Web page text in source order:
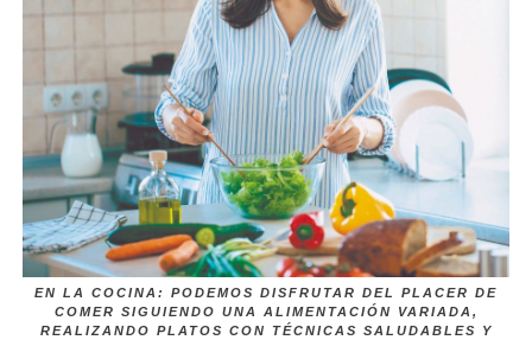
EN LA COCINA: PODEMOS DISFRUTAR DEL PLACER DE
COMER SIGUIENDO UNA ALIMENTACIÓN VARIADA,
REALIZANDO PLATOS CON TÉCNICAS SALUDABLES Y